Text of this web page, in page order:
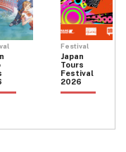
Festival
Japan
Tours
Festival
2026